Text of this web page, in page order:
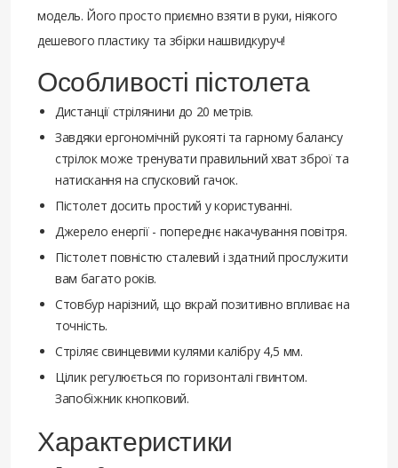
модель. Його просто приємно взяти в руки, ніякого
дешевого пластику та збірки нашвидкуруч!
Особливості пістолета
Дистанції стрілянини до 20 метрів.
Завдяки ергономічній рукояті та гарному балансу
стрілок може тренувати правильний хват зброї та
натискання на спусковий гачок.
Пістолет досить простий у користуванні.
Джерело енергії - попереднє накачування повітря.
Пістолет повністю сталевий і здатний прослужити
вам багато років.
Стовбур нарізний, що вкрай позитивно впливає на
точність.
Стріляє свинцевими кулями калібру 4,5 мм.
Цілик регулюється по горизонталі гвинтом.
Запобіжник кнопковий.
Характеристики